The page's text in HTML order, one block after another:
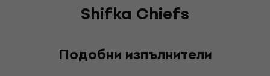
Shifka Chiefs
Подобни изпълнители